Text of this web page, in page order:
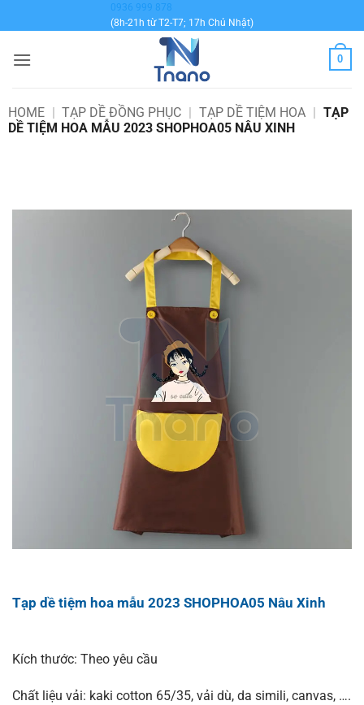
qua
dung
0936 999 878
(8h-21h từ T2-T7; 17h Chủ Nhật)
0
HOME | TẠP DỀ ĐỒNG PHỤC | TẠP DỀ TIỆM HOA | TẠP
DỀ TIỆM HOA MẪU 2023 SHOPHOA05 NÂU XINH
Tạp dề tiệm hoa mẫu 2023 SHOPHOA05 Nâu Xinh
Kích thước: Theo yêu cầu
Chất liệu vải: kaki cotton 65/35, vải dù, da simili, canvas, ….